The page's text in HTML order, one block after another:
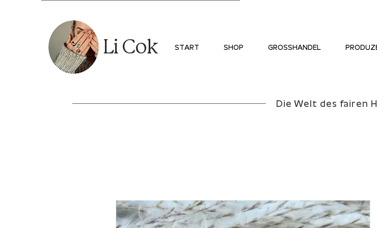
Li Cok START SHOP GROSSHANDEL
Die Welt des fairen